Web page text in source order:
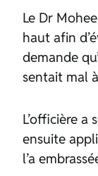
Le Dr
haut afin
demande
sentait mal à
L’officière
ensuite
l’a